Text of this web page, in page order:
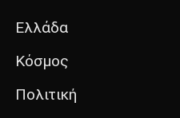
Ελλάδα
Κόσμος
Πολιτική